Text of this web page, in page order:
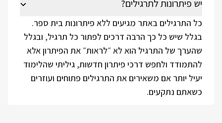
יש פיתרונות לתרגילים?
כל התרגילים באתר מגיעים ללא פיתרונות בית ספר.
בגלל שיש כל כך הרבה דרכים לפתור כל תרגיל, ובגלל
שהערך של התרגיל הוא לא ״לראות״ את הפיתרון אלא
להתמודד ולחפש דרכי פיתרון חדשות, גיליתי שהלימוד
יעיל יותר אם משאירים את התרגילים פתוחים ועוזרים
כשאתם נתקעים.